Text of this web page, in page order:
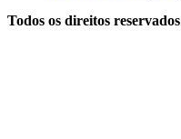
Todos os direitos reservados